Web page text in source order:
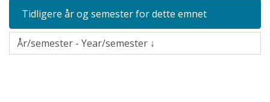
Tidligere år og semester for dette emnet